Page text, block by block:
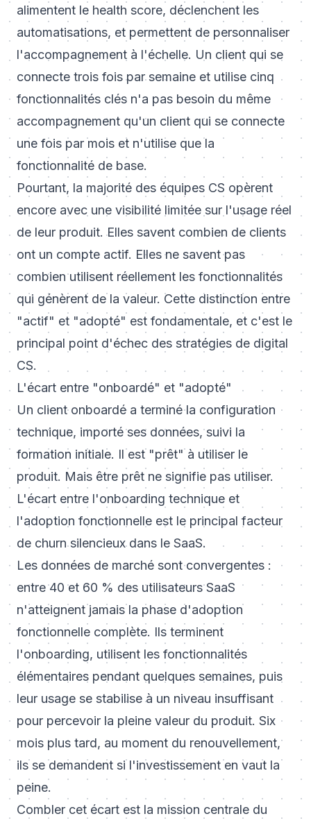
alimentent le health score, déclenchent les
automatisations, et permettent de personnaliser
l'accompagnement à l'échelle. Un client qui se
connecte trois fois par semaine et utilise cinq
fonctionnalités clés n'a pas besoin du même
accompagnement qu'un client qui se connecte
une fois par mois et n'utilise que la
fonctionnalité de base.
Pourtant, la majorité des équipes CS opèrent
encore avec une visibilité limitée sur l'usage réel
de leur produit. Elles savent combien de clients
ont un compte actif. Elles ne savent pas
combien utilisent réellement les fonctionnalités
qui génèrent de la valeur. Cette distinction entre
"actif" et "adopté" est fondamentale, et c'est le
principal point d'échec des stratégies de digital
CS.
L'écart entre "onboardé" et "adopté"
Un client onboardé a terminé la configuration
technique, importé ses données, suivi la
formation initiale. Il est "prêt" à utiliser le
produit. Mais être prêt ne signifie pas utiliser.
L'écart entre l'onboarding technique et
l'adoption fonctionnelle est le principal facteur
de churn silencieux dans le SaaS.
Les données de marché sont convergentes :
entre 40 et 60 % des utilisateurs SaaS
n'atteignent jamais la phase d'adoption
fonctionnelle complète. Ils terminent
l'onboarding, utilisent les fonctionnalités
élémentaires pendant quelques semaines, puis
leur usage se stabilise à un niveau insuffisant
pour percevoir la pleine valeur du produit. Six
mois plus tard, au moment du renouvellement,
ils se demandent si l'investissement en vaut la
peine.
Combler cet écart est la mission centrale du